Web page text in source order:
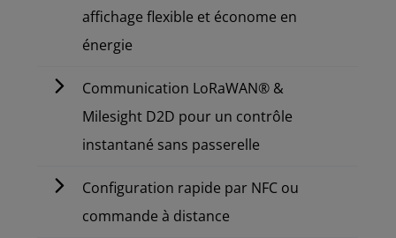
affichage flexible et économe en
énergie
Communication LoRaWAN® &
Milesight D2D pour un contrôle
instantané sans passerelle
Configuration rapide par NFC ou
commande à distance